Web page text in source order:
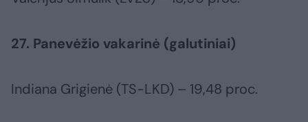
27. Panevėžio vakarinė (galutiniai)
Indiana Grigienė (TS-LKD) – 19,48 proc.